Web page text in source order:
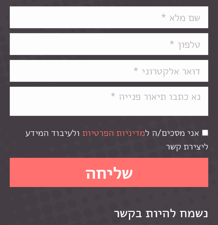
אני מסכים/ה למדיניות הפרטיות ולעיבוד המידע
ליצירת קשר
נשמח להיות בקשר